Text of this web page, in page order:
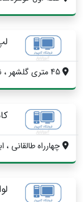
چهارراه طالقانی